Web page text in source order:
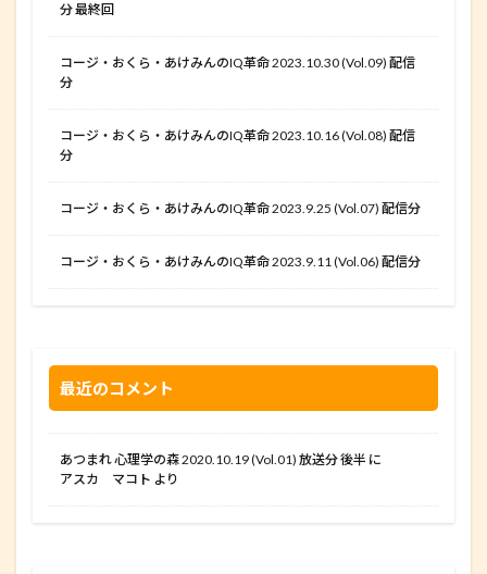
分 最終回
コージ・おくら・あけみんのIQ革命 2023.10.30 (Vol.09) 配信
分
コージ・おくら・あけみんのIQ革命 2023.10.16 (Vol.08) 配信
分
コージ・おくら・あけみんのIQ革命 2023.9.25 (Vol.07) 配信分
コージ・おくら・あけみんのIQ革命 2023.9.11 (Vol.06) 配信分
最近のコメント
あつまれ 心理学の森 2020.10.19 (Vol.01) 放送分 後半 に
アスカ マコト より